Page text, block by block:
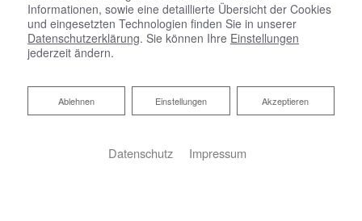
Ihr Ergebnis
möchten gerne wissen wie es weiter gehen
Informationen, sowie eine detaillierte Übersicht der Cookies
und eingesetzten Technologien finden Sie in unserer
Datenschutzerklärung. Sie können Ihre Einstellungen
jederzeit ändern.
Akzeptieren
Einstellungen
Ablehnen
Ablehnen
Datenschutz Impressum